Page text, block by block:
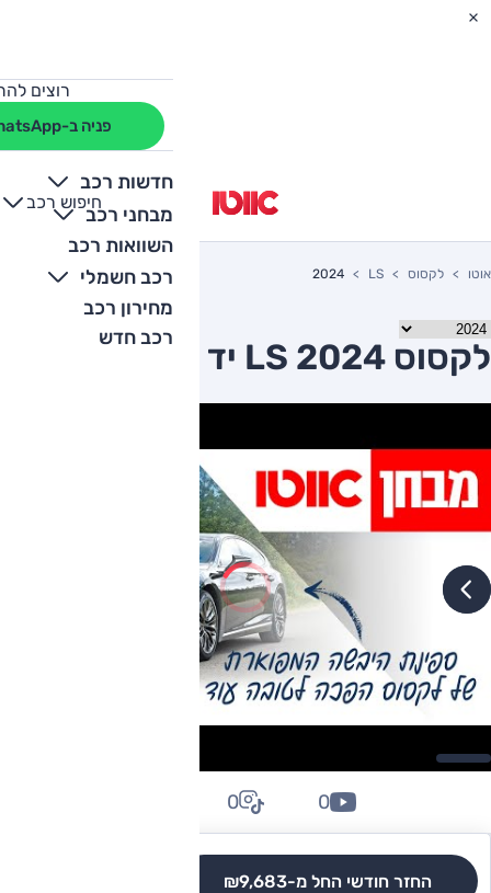
רוצים
פניה ב-WhatsApp
חדשות רכב
מבחני רכב
השוואות רכב
רכב חשמלי
מחירון רכב
רכב חדש
חיפוש רכב
+
-
אוטו לקסוס LS
2024
לקסוס LS 2024 יד שניה
החזר חודשי החל מ-₪9,683
0
0